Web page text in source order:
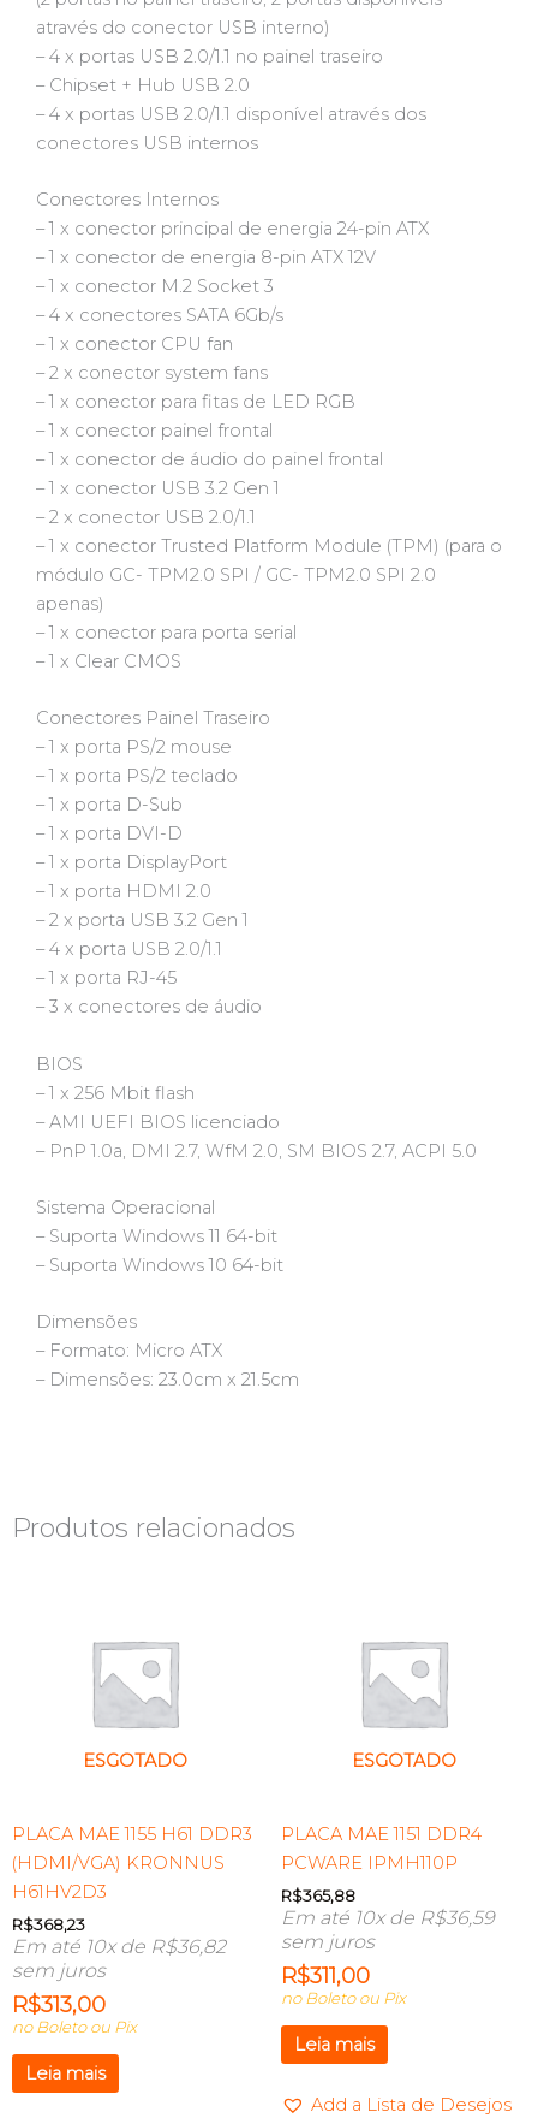
através do conector USB interno)
– 4 x portas USB 2.0/1.1 no painel traseiro
– Chipset + Hub USB 2.0
– 4 x portas USB 2.0/1.1 disponível através dos
conectores USB internos
Conectores Internos
– 1 x conector principal de energia 24-pin ATX
– 1 x conector de energia 8-pin ATX 12V
– 1 x conector M.2 Socket 3
– 4 x conectores SATA 6Gb/s
– 1 x conector CPU fan
– 2 x conector system fans
– 1 x conector para fitas de LED RGB
– 1 x conector painel frontal
– 1 x conector de áudio do painel frontal
– 1 x conector USB 3.2 Gen 1
– 2 x conector USB 2.0/1.1
– 1 x conector Trusted Platform Module (TPM) (para o
módulo GC- TPM2.0 SPI / GC- TPM2.0 SPI 2.0
apenas)
– 1 x conector para porta serial
– 1 x Clear CMOS
Conectores Painel Traseiro
– 1 x porta PS/2 mouse
– 1 x porta PS/2 teclado
– 1 x porta D-Sub
– 1 x porta DVI-D
– 1 x porta DisplayPort
– 1 x porta HDMI 2.0
– 2 x porta USB 3.2 Gen 1
– 4 x porta USB 2.0/1.1
– 1 x porta RJ-45
– 3 x conectores de áudio
BIOS
– 1 x 256 Mbit flash
– AMI UEFI BIOS licenciado
– PnP 1.0a, DMI 2.7, WfM 2.0, SM BIOS 2.7, ACPI 5.0
Sistema Operacional
– Suporta Windows 11 64-bit
– Suporta Windows 10 64-bit
Dimensões
– Formato: Micro ATX
– Dimensões: 23.0cm x 21.5cm
Produtos relacionados
ESGOTADO
PLACA MAE 1155 H61 DDR3
(HDMI/VGA) KRONNUS
H61HV2D3
R$368,23
Em até 10x de R$36,82
sem juros
R$313,00
no Boleto ou Pix
Leia mais
ESGOTADO
PLACA MAE 1151 DDR4
PCWARE IPMH110P
R$365,88
Em até 10x de R$36,59
sem juros
R$311,00
no Boleto ou Pix
Leia mais
Add a Lista de Desejos